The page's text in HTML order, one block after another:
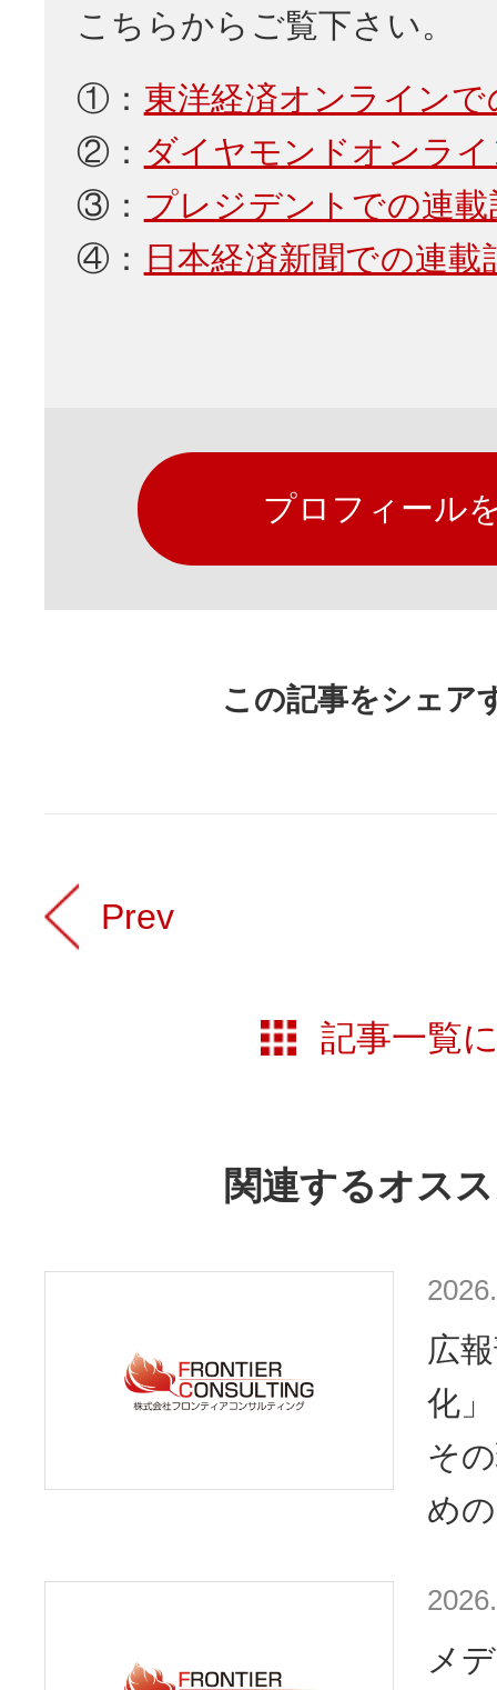
こちらからご覧下さい。
①： 東洋経済オンラインで
②： ダイヤモンドオンラ
③： プレジデントでの連載
④： 日本経済新聞での連載
プロフィール
この記事をシェア
Prev
記事一覧
関連するオス
広
化
そ
め
メ